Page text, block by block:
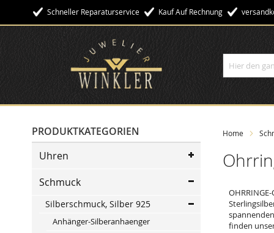
Schneller Reparaturservice Kauf Auf Rechnung
Home
finden
PRODUKTKATEGORIEN
Uhren
Schmuck
Silberschmuck, Silber 925
Anhänger-Silberanhaenger